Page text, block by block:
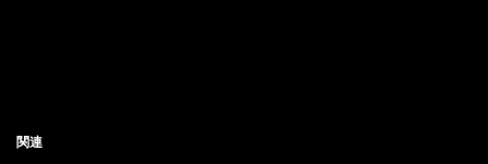
関連